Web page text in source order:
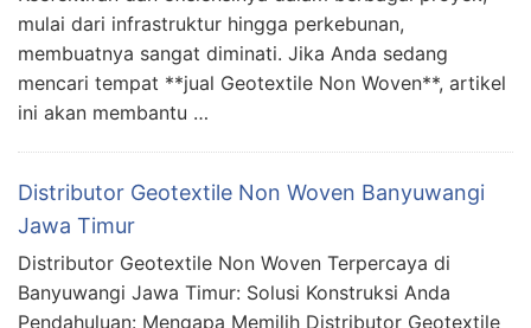
mulai dari infrastruktur hingga perkebunan,
membuatnya sangat diminati. Jika Anda sedang
mencari tempat **jual Geotextile Non Woven**, artikel
ini akan membantu …
Distributor Geotextile Non Woven Banyuwangi
Jawa Timur
Distributor Geotextile Non Woven Terpercaya di
Banyuwangi Jawa Timur: Solusi Konstruksi Anda
Pendahuluan: Mengapa Memilih Distributor Geotextile